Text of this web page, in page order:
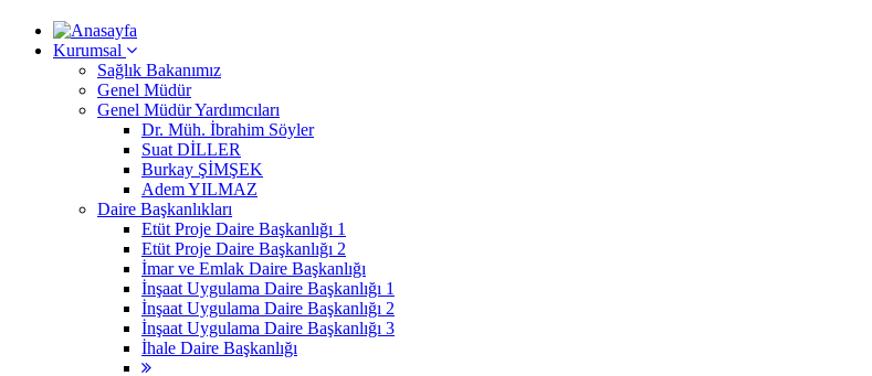
Kurumsal
Sağlık Bakanımız
Genel Müdür
Genel Müdür Yardımcıları
Dr. Müh. İbrahim Söyler
Suat DİLLER
Burkay ŞİMŞEK
Adem YILMAZ
Daire Başkanlıkları
Etüt Proje Daire Başkanlığı 1
Etüt Proje Daire Başkanlığı 2
İmar ve Emlak Daire Başkanlığı
İnşaat Uygulama Daire Başkanlığı 1
İnşaat Uygulama Daire Başkanlığı 2
İnşaat Uygulama Daire Başkanlığı 3
İhale Daire Başkanlığı